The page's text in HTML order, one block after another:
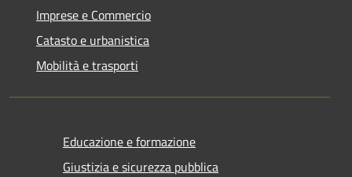
Imprese e Commercio
Catasto e urbanistica
Mobilità e trasporti
Educazione e formazione
Giustizia e sicurezza pubblica